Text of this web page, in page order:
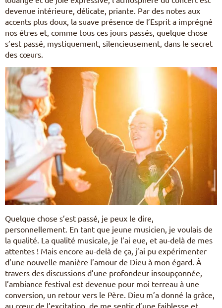
devenue intérieure, délicate, priante. Par des notes aux
accents plus doux, la suave présence de l’Esprit a imprégné
nos êtres et, comme tous ces jours passés, quelque chose
s’est passé, mystiquement, silencieusement, dans le secret
des cœurs.
Quelque chose s’est passé, je peux le dire,
personnellement. En tant que jeune musicien, je voulais de
la qualité. La qualité musicale, je l’ai eue, et au-delà de mes
attentes ! Mais encore au-delà de ça, j’ai pu expérimenter
d’une nouvelle manière l’amour de Dieu à mon égard. À
travers des discussions d’une profondeur insoupçonnée,
l’ambiance festival est devenue pour moi terreau à une
conversion, un retour vers le Père. Dieu m’a donné la grâce,
au cœur de l’excitation, de me sentir d’une faiblesse et